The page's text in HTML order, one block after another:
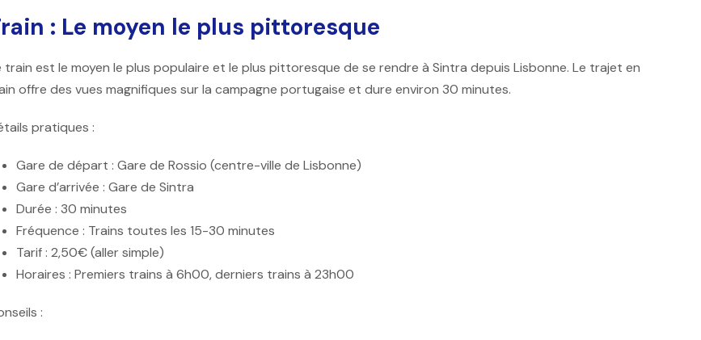
: Le moyen le plus pittoresque
train est le moyen le plus populaire et le plus pittoresque de se rendre à Sintra depuis Lisbonne. Le trajet en
offre des vues magnifiques sur la campagne portugaise et dure environ 30 minutes.
pratiques :
Gare de départ : Gare de Rossio (centre-ville de Lisbonne)
Gare d’arrivée : Gare de Sintra
Durée : 30 minutes
Fréquence : Trains toutes les 15-30 minutes
Tarif : 2,50€ (aller simple)
Horaires : Premiers trains à 6h00, derniers trains à 23h00
: